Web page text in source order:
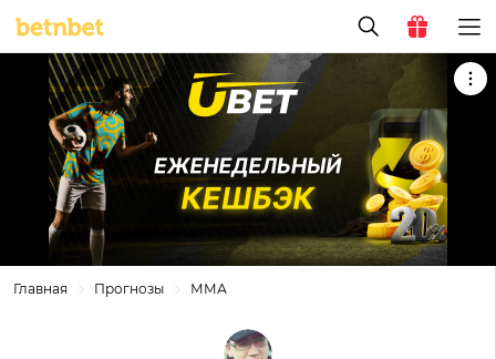
Главная Прогнозы ММА